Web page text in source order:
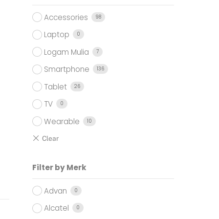
Accessories 98
Laptop 0
Logam Mulia 7
Smartphone 136
Tablet 26
TV 0
Wearable 10
Filter by Merk
Advan 0
Alcatel 0